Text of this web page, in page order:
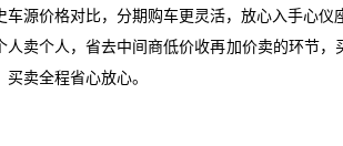
源价格对比，分期购车更灵活，放心入手心仪
卖个人，省去中间商低价收再加价卖的环节
卖全程省心放心。